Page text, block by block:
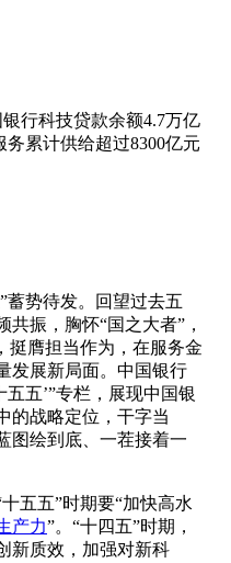
行科技贷款余额4.7万亿
累计供给超过8300亿元
蓄势待发。回望过去五
共振，胸怀“国之大者”，
挺膺担当作为，在服务金
发展新局面。中国银行
五’”专栏，展现中国银
的战略定位，干字当
图绘到底、一茬接着一
五五”时期要“加快高水
产力”。“十四五”时期，
新质效，加强对新科